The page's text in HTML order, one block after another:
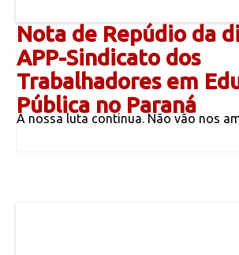
Nota de Repúdio da
APP-Sindicato dos
Trabalhadores em
Pública no Paraná
A nossa luta continua. Não vão nos